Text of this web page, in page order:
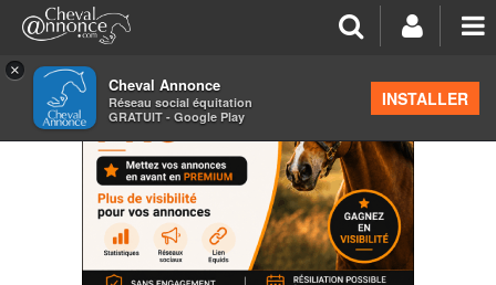
×
Cheval Annonce
Réseau social équitation
GRATUIT - Google Play
INSTALLER